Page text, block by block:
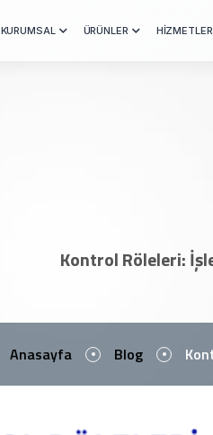
KURUMSAL ÜRÜNLER
Kontrol Röleleri:
Anasayfa Blog